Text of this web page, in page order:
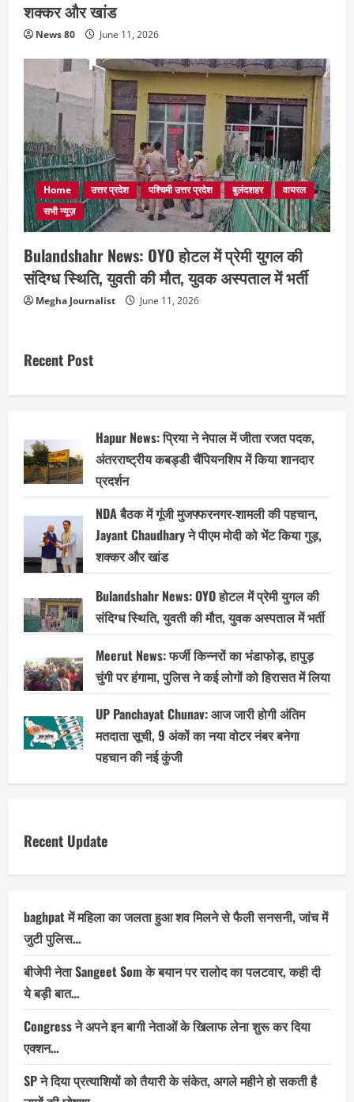
शक्कर और खांड
News 80 June 11, 2026
Home उत्तर प्रदेश पश्चिमी उत्तर प्रदेश बुलंदशहर
वायरल
सभी न्यूज़
Bulandshahr News: OYO होटल में प्रेमी युगल की
संदिग्ध स्थिति, युवती की मौत, युवक अस्पताल में भर्ती
Megha Journalist June 11, 2026
Recent Post
Hapur News: प्रिया ने नेपाल में जीता रजत पदक,
अंतरराष्ट्रीय कबड्डी चैंपियनशिप में किया शानदार
प्रदर्शन
NDA बैठक में गूंजी मुजफ्फरनगर-शामली की पहचान,
Jayant Chaudhary ने पीएम मोदी को भेंट किया गुड़,
शक्कर और खांड
Bulandshahr News: OYO होटल में प्रेमी युगल की
संदिग्ध स्थिति, युवती की मौत, युवक अस्पताल में भर्ती
Meerut News: फर्जी किन्नरों का भंडाफोड़, हापुड़
चुंगी पर हंगामा, पुलिस ने कई लोगों को हिरासत में लिया
UP Panchayat Chunav: आज जारी होगी अंतिम
मतदाता सूची, 9 अंकों का नया वोटर नंबर बनेगा
पहचान की नई कुंजी
Recent Update
baghpat में महिला का जलता हुआ शव मिलने से फैली सनसनी, जांच में
जुटी पुलिस…
बीजेपी नेता Sangeet Som के बयान पर रालोद का पलटवार, कही दी
ये बड़ी बात…
Congress ने अपने इन बागी नेताओं के खिलाफ लेना शुरू कर दिया
एक्शन…
SP ने दिया प्रत्याशियों को तैयारी के संकेत, अगले महीने हो सकती है